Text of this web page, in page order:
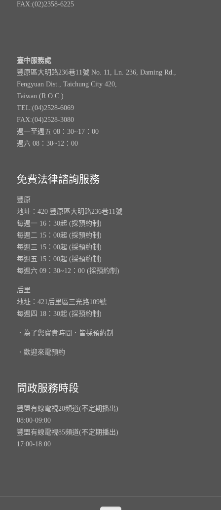
FAX:(02)2358-6225
臺中服務處
豐原區大明路236巷11號 No. 11, Ln. 236, Daming Rd.,
Fengyuan Dist., Taichung City 420,
Taiwan (R.O.C.)
TEL:(04)2528-6069
FAX:(04)2528-3080
週一至週五 08：30~17：00
週六 08：30~12：00
免費法律諮詢服務
豐原
地址：420 豐原區大明路236巷11號
每週一 16：30起 (採預約制)
每週二 15：00起 (採預約制)
每週三 15：00起 (採預約制)
每週五 15：00起 (採預約制)
每週六 09：30~12：00 (採預約制)
后里
地址：421后里區三光路109號
每週四 18：30起 (採預約制)
．為了您寶貴時間．皆採預約制
．歡迎來電預約
問政服務時段
豐盟有線電視20頻道(不定期播出)
08:00-09:00
豐盟有線電視85頻道(不定期播出)
17:00-18:00